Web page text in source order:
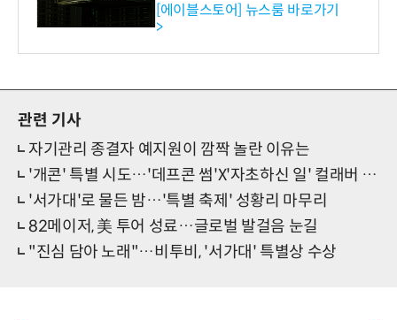
[에이블스토어] 뉴스룸 바로가기
>
관련 기사
자기관리 종결자 예지원이 깜짝 놀란 이유는
'개콘' 특별 시도…'데프콘 썸'X'자초하신 일' 컬래버 선언
'서가대'로 물든 밤…'특별 축제' 성황리 마무리
82메이저, 美 투어 성료…글로벌 발걸음 눈길
"진심 담아 노래"…비투비, '서가대' 특별상 수상